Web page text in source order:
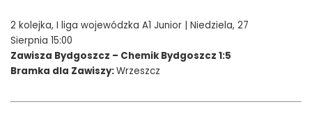
2 kolejka, I liga wojewódzka A1 Junior | Niedziela, 27
Sierpnia 15:00
Zawisza Bydgoszcz – Chemik Bydgoszcz 1:5
Bramka dla Zawiszy:Wrzeszcz